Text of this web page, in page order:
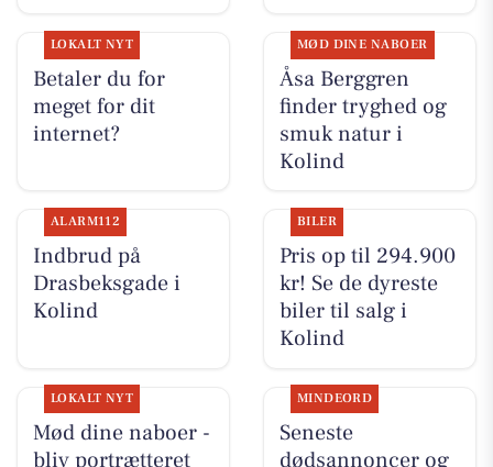
LOKALT NYT
Betaler du for
meget for dit
internet?
MØD DINE NABOER
Åsa Berggren
finder tryghed og
smuk natur i
Kolind
ALARM112
Indbrud på
Drasbeksgade i
Kolind
BILER
Pris op til 294.900
kr! Se de dyreste
biler til salg i
Kolind
LOKALT NYT
Mød dine naboer -
bliv portrætteret
MINDEORD
Seneste
dødsannoncer og